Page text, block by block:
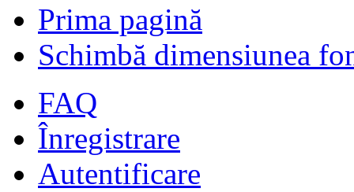
Prima pagină
Schimbă dimensiunea
FAQ
Înregistrare
Autentificare